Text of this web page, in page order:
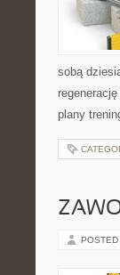
sobą
plany
POSTED